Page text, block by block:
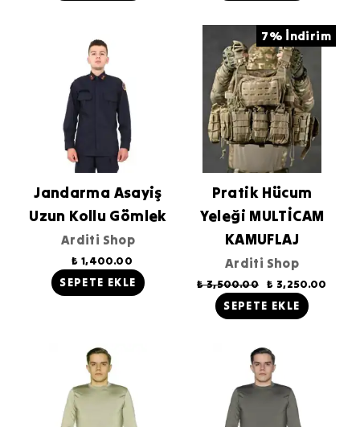
Jandarma Asayiş
Uzun Kollu Gömlek
Arditi Shop
₺ 1,400.00
SEPETE EKLE
7% İndirim
Pratik Hücum
Yeleği MULTİCAM
KAMUFLAJ
Arditi Shop
₺ 3,500.00 ₺ 3,250.00
SEPETE EKLE